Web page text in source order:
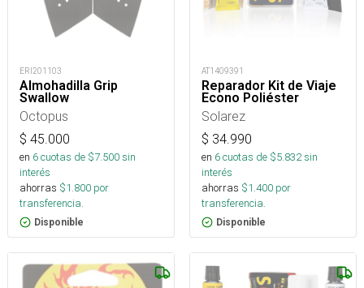
ERI201103
Almohadilla Grip
Swallow
Octopus
$ 45.000
en 6cuotas de $7.500sin
interés
ahorras $1.800 por
transferencia.
Disponible
AT1409391
Reparador Kit de Viaje
Econo Poliéster
Solarez
$ 34.990
en 6cuotas de $5.832sin
interés
ahorras $1.400 por
transferencia.
Disponible